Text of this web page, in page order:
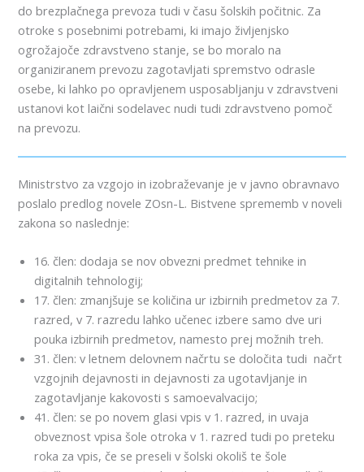
do brezplačnega prevoza tudi v času šolskih počitnic. Za
otroke s posebnimi potrebami, ki imajo življenjsko
ogrožajoče zdravstveno stanje, se bo moralo na
organiziranem prevozu zagotavljati spremstvo odrasle
osebe, ki lahko po opravljenem usposabljanju v zdravstveni
ustanovi kot laični sodelavec nudi tudi zdravstveno pomoč
na prevozu.
Ministrstvo za vzgojo in izobraževanje je v javno obravnavo
poslalo predlog novele ZOsn-L. Bistvene sprememb v noveli
zakona so naslednje:
16. člen: dodaja se nov obvezni predmet tehnike in
digitalnih tehnologij;
17. člen: zmanjšuje se količina ur izbirnih predmetov za 7.
razred, v 7. razredu lahko učenec izbere samo dve uri
pouka izbirnih predmetov, namesto prej možnih treh.
31. člen: v letnem delovnem načrtu se določita tudi načrt
vzgojnih dejavnosti in dejavnosti za ugotavljanje in
zagotavljanje kakovosti s samoevalvacijo;
41. člen: se po novem glasi vpis v 1. razred, in uvaja
obveznost vpisa šole otroka v 1. razred tudi po preteku
roka za vpis, če se preseli v šolski okoliš te šole